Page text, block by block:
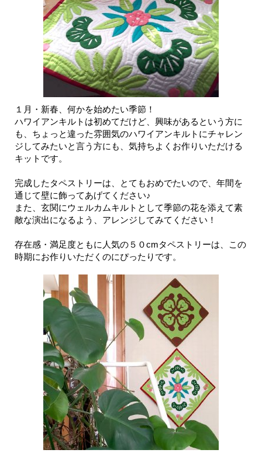
１月・新春、何かを始めたい季節！
ハワイアンキルトは初めてだけど、興味があるという方に
も、ちょっと違った雰囲気のハワイアンキルトにチャレン
ジしてみたいと言う方にも、気持ちよくお作りいただける
キットです。
完成したタペストリーは、とてもおめでたいので、年間を
通じて壁に飾ってあげてください♪
また、玄関にウェルカムキルトとして季節の花を添えて素
敵な演出になるよう、アレンジしてみてください！
存在感・満足度ともに人気の５０cmタペストリーは、この
時期にお作りいただくのにぴったりです。